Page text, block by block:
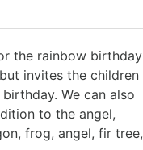
the rainbow birthday
invites the children
We can also
to the angel,
frog, angel, fir tree,